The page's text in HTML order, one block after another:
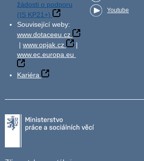
žádosti o podporu
(IS KP21+)
Související weby:
www.dotaceeu.cz
| www.opjak.cz
|
www.ec.europa.eu
Kariéra
Youtube